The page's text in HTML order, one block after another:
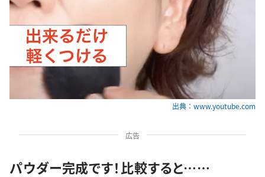
出典：www.youtube.com
広告
パウダー完成です！比較すると……